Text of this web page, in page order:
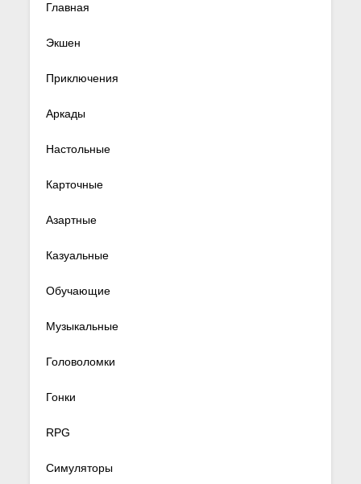
Главная
Экшен
Приключения
Аркады
Настольные
Карточные
Азартные
Казуальные
Обучающие
Музыкальные
Головоломки
Гонки
RPG
Симуляторы